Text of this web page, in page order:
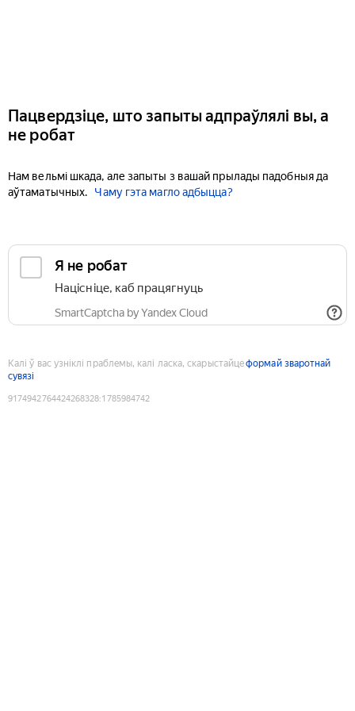
Пацвердзіце, што запыты адпраўлялі вы, а
не робат
Нам вельмі шкада, але запыты з вашай прылады падобныя да
аўтаматычных.
Чаму гэта магло адбыцца?
Я не робат
Націсніце, каб працягнуць
SmartCaptcha by Yandex Cloud
Калі ў вас узніклі праблемы, калі ласка, скарыстайцеформай зваротнай
сувязі
9174942764424268328:1785984742